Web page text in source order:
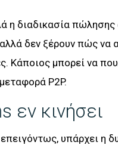
η διαδικασία πώλησης
δεν ξέρουν πώς να
Κάποιος μπορεί να
P2P.
κινήσει
υπάρχει η